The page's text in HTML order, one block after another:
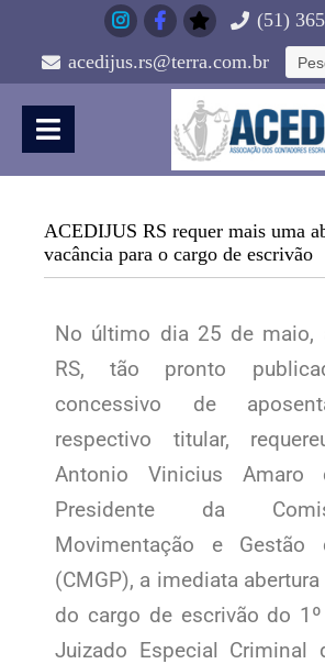
(51)
acedijus.rs@terra.com.br
ACEDIJUS RS requer mais uma
vacância para o cargo de escrivão
No último dia 25 de maio,
RS, tão pronto
concessivo de
respectivo titular,
Antonio Vinicius Amaro
Presidente da
Movimentação e Gestão
(CMGP), a imediata
do cargo de escrivão do
Juizado Especial Criminal